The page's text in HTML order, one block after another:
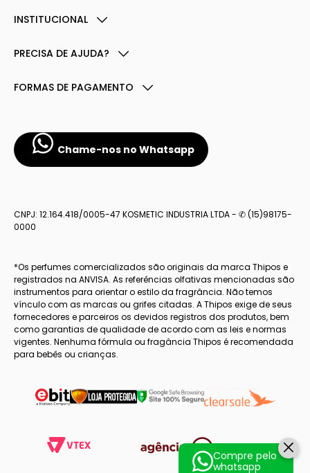
Compre pelo
whatsapp
INSTITUCIONAL
PRECISA DE AJUDA?
FORMAS DE PAGAMENTO
Chame-nos no Whatsapp
CNPJ: 12.164.418/0005-47 KOSMETIC INDUSTRIA LTDA - ✆ (15)98175-
0000
*Os perfumes comercializados são originais da marca Thipos e
registrados na ANVISA. As referências olfativas mencionadas são
instrumentos para orientar o estilo da fragrância. Não temos
vínculo com as marcas ou grifes citadas. A Thipos exige de seus
fornecedores e parceiros os devidos registros dos produtos, bem
como garantias de qualidade de acordo com as leis e normas
vigentes. Nenhuma fórmula ou fragância Thipos é recomendada
para bebês ou crianças.